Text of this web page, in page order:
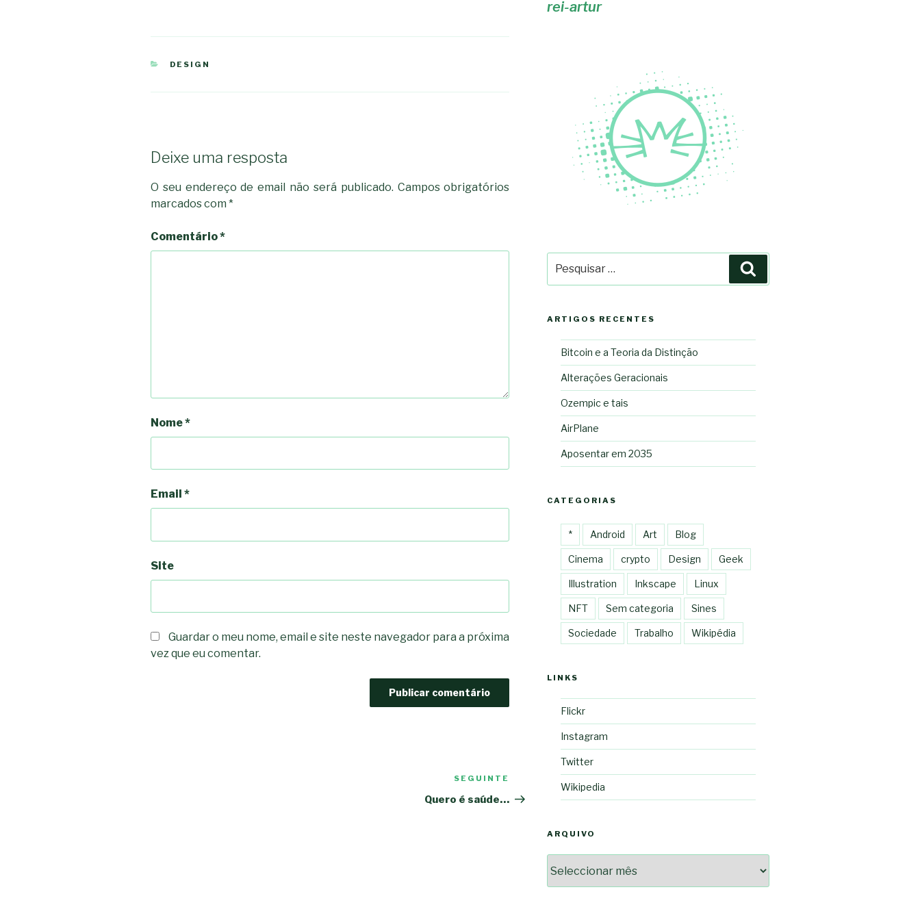
CATEGORIAS
DESIGN
Deixe uma resposta
O seu endereço de email não será publicado. Campos obrigatórios
marcados com *
Comentário*
Nome*
Email *
Site
Guardar o meu nome, email e site neste navegador para a próxima
vez que eu comentar.
Conteúdo
seguinte
SEGUINTE
Quero é saúde…
rei-artur
por:
ARTIGOS RECENTES
Bitcoin e a Teoria da Distinção
Alterações Geracionais
Ozempic e tais
AirPlane
Aposentar em 2035
CATEGORIAS
* Android Art Blog
Cinema crypto Design Geek
Illustration Inkscape Linux
NFT Sem categoria Sines
Sociedade Trabalho Wikipédia
LINKS
Flickr
Instagram
Twitter
Wikipedia
ARQUIVO